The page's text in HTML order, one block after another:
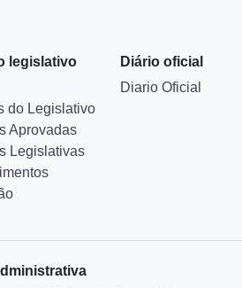
legislativo
do Legislativo
Aprovadas
Legislativas
Diário oficial
Diario Oficial